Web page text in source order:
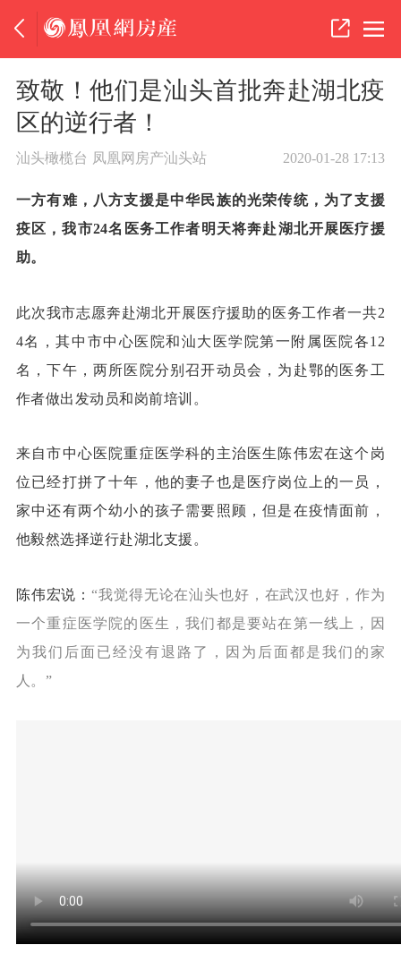
致敬！他们是汕头首批奔赴湖北疫
区的逆行者！
汕头橄榄台 凤凰网房产汕头站 2020-01-28 17:13
一方有难，八方支援是中华民族的光荣传统，为了支援
疫区，我市24名医务工作者明天将奔赴湖北开展医疗援
助。
此次我市志愿奔赴湖北开展医疗援助的医务工作者一共2
4名，其中市中心医院和汕大医学院第一附属医院各12
名，下午，两所医院分别召开动员会，为赴鄂的医务工
作者做出发动员和岗前培训。
来自市中心医院重症医学科的主治医生陈伟宏在这个岗
位已经打拼了十年，他的妻子也是医疗岗位上的一员，
家中还有两个幼小的孩子需要照顾，但是在疫情面前，
他毅然选择逆行赴湖北支援。
陈伟宏说： “我觉得无论在汕头也好，在武汉也好， 作为
一个重症医学院的医生，我们都是要站在第一线上，
因
为我们后面已经没有退路了，
因为后面都是我们的家
人。”